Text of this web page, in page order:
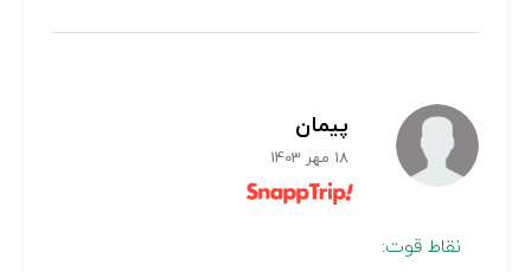
پیمان
18 مهر 1403
نقاط قوت: